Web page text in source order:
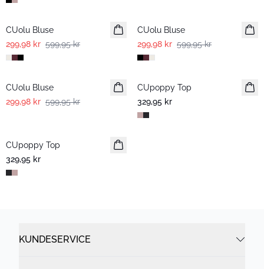
-50%
CUolu Bluse
299,98 kr 599,95 kr
CUolu Bluse
299,98 kr 599,95 kr
-50%
CUolu Bluse
299,98 kr 599,95 kr
CUpoppy Top
329,95 kr
CUpoppy Top
329,95 kr
KUNDESERVICE